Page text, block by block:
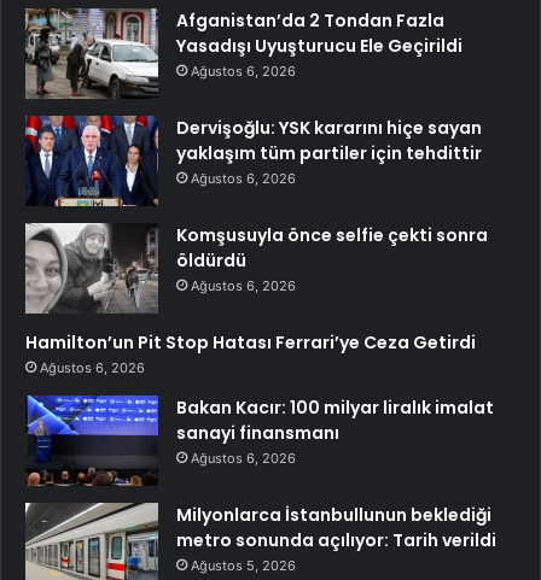
Afganistan’da 2 Tondan Fazla
Yasadışı Uyuşturucu Ele Geçirildi
Ağustos 6, 2026
Dervişoğlu: YSK kararını hiçe sayan
yaklaşım tüm partiler için tehdittir
Ağustos 6, 2026
Komşusuyla önce selfie çekti sonra
öldürdü
Ağustos 6, 2026
Hamilton’un Pit Stop Hatası Ferrari’ye Ceza Getirdi
Ağustos 6, 2026
Bakan Kacır: 100 milyar liralık imalat
sanayi finansmanı
Ağustos 6, 2026
Milyonlarca İstanbullunun beklediği
metro sonunda açılıyor: Tarih verildi
Ağustos 5, 2026